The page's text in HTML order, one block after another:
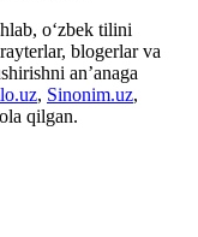
o‘zbek tilini
blogerlar va
an’anaga
, Sinonim.uz,
qilgan.